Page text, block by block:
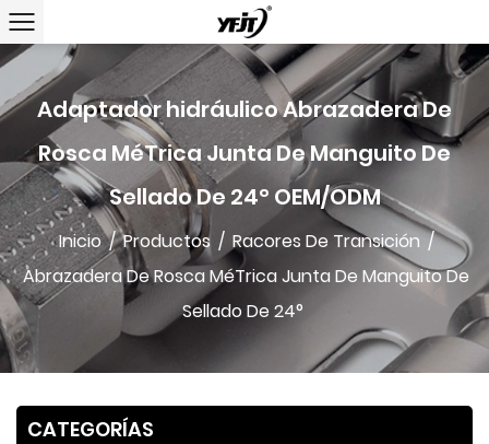
Adaptador hidráulico Abrazadera De
Rosca MéTrica Junta De Manguito De
Sellado De 24° OEM/ODM
Inicio/Productos / Racores De Transición /
Abrazadera De Rosca MéTrica Junta De Manguito De
Sellado De 24°
CATEGORÍAS